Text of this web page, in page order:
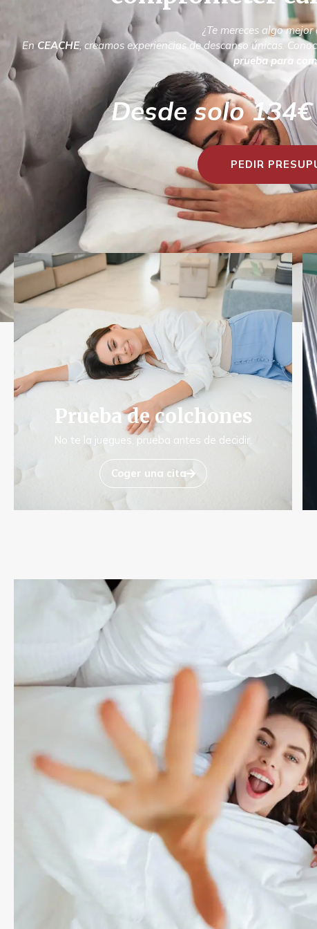
¿Te mereces algo
EnCEACHE, creamos experiencias de descanso únicas.
prueba para
Desde solo
PEDIR
Prueba de colchones
No te la juegues, prueba antes de decidir.
Coger una cita